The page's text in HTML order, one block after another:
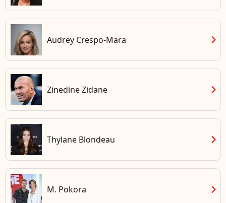
Audrey Crespo-Mara chevron_right
Zinedine Zidane chevron_right
Thylane Blondeau chevron_right
M. Pokora chevron_right